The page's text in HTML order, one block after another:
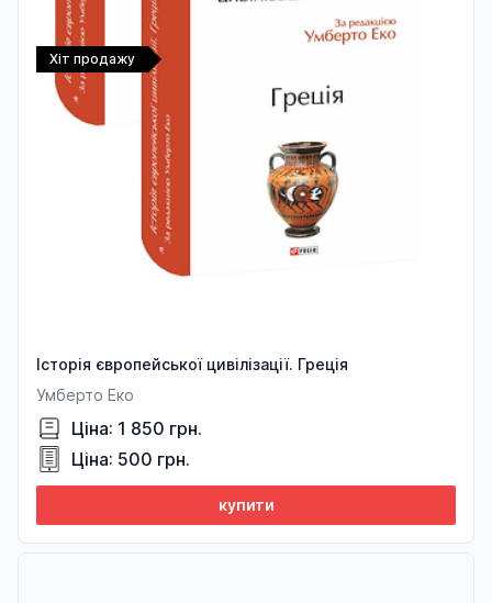
Хіт продажу
Історія європейської цивілізації. Греція
Умберто Еко
Ціна: 1 850 грн.
Ціна: 500 грн.
купити